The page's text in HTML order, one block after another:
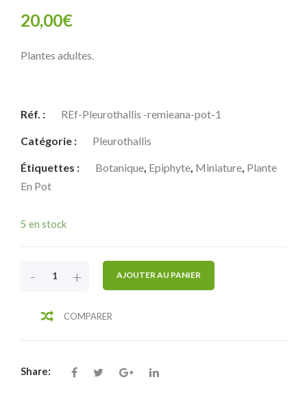
20,00€
Plantes adultes.
Réf. : REf-Pleurothallis -remieana-pot-1
Catégorie : Pleurothallis
Étiquettes : Botanique, Epiphyte, Miniature, Plante
En Pot
5 en stock
- + AJOUTER AU PANIER
COMPARER
Share: